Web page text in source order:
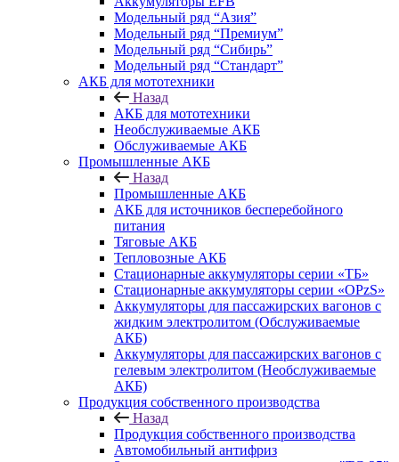
Модельный ряд “Азия”
Модельный ряд “Премиум”
Модельный ряд “Сибирь”
Модельный ряд “Стандарт”
АКБ для мототехники
Назад
АКБ для мототехники
Необслуживаемые АКБ
Обслуживаемые АКБ
Промышленные АКБ
Назад
Промышленные АКБ
АКБ для источников бесперебойного
питания
Тяговые АКБ
Тепловозные АКБ
Стационарные аккумуляторы серии «ТБ»
Стационарные аккумуляторы серии «OPzS»
Аккумуляторы для пассажирских вагонов с
жидким электролитом (Обслуживаемые
АКБ)
Аккумуляторы для пассажирских вагонов с
гелевым электролитом (Необслуживаемые
АКБ)
Продукция собственного производства
Назад
Продукция собственного производства
Автомобильный антифриз